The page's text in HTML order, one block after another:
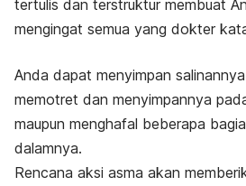
tertulis dan terstruktur membuat
mengingat semua yang dokter
Anda dapat menyimpan
memotret dan menyimpannya
maupun menghafal beberapa
dalamnya.
Rencana aksi asma akan